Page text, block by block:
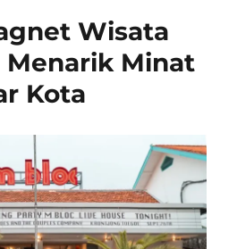
Wisata
Menarik Minat
Kota